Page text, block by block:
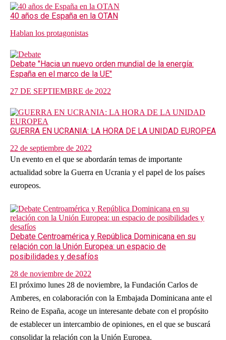
40 años de España en la OTAN
Hablan los protagonistas
Debate "Hacia un nuevo orden mundial de la energía:
España en el marco de la UE"
27 DE SEPTIEMBRE de 2022
GUERRA EN UCRANIA: LA HORA DE LA UNIDAD EUROPEA
22 de septiembre de 2022
Un evento en el que se abordarán temas de importante
actualidad sobre la Guerra en Ucrania y el papel de los países
europeos.
Debate Centroamérica y República Dominicana en su
relación con la Unión Europea: un espacio de
posibilidades y desafíos
28 de noviembre de 2022
El próximo lunes 28 de noviembre, la Fundación Carlos de
Amberes, en colaboración con la Embajada Dominicana ante el
Reino de España, acoge un interesante debate con el propósito
de establecer un intercambio de opiniones, en el que se buscará
consolidar la relación con la Unión Europea.